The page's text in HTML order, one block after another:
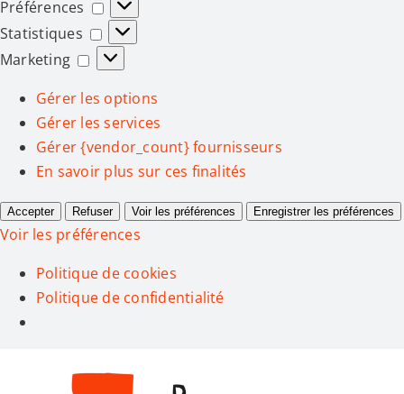
Préférences
Préférences
Statistiques
Statistiques
Marketing
Marketing
Gérer les options
Gérer les services
Gérer {vendor_count} fournisseurs
En savoir plus sur ces finalités
Accepter Refuser Voir les préférences Enregistrer les préférences
Voir les préférences
Politique de cookies
Politique de confidentialité